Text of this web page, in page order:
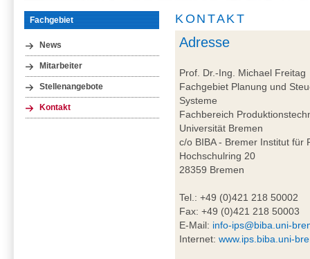
Fachgebiet
News
Mitarbeiter
Stellenangebote
Kontakt
KONTAKT
Adresse
Prof. Dr.-Ing. Michael Freitag
Fachgebiet Planung und
Systeme
Fachbereich
Universität Bremen
c/o BIBA - Bremer Institut für
Hochschulring 20
28359 Bremen
Tel.: +49 (0)421 218 50002
Fax: +49 (0)421 218 50003
E-Mail: info-ips@biba.uni-
Internet:www.ips.biba.uni-